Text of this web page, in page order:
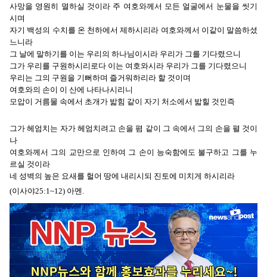
사망을 영원히 멸하실 것이라 주 여호와께서 모든 얼굴에서 눈물을 씻기
시며
자기 백성의 수치를 온 천하에서 제하시리라 여호와께서 이같이 말씀하셨
느니라
그 날에 말하기를 이는 우리의 하나님이시라 우리가 그를 기다렸으니
그가 우리를 구원하시리로다 이는 여호와시라 우리가 그를 기다렸으니
우리는 그의 구원을 기뻐하며 즐거워하리라 할 것이며
여호와의 손이 이 산에 나타나시리니
모압이 거름물 속에서 초개가 밟힘 같이 자기 처소에서 밟힐 것인즉
그가 헤엄치는 자가 헤엄치려고 손을 폄 같이 그 속에서 그의 손을 펼 것이
나
여호와께서 그의 교만으로 인하여 그 손이 능숙함에도 불구하고 그를 누
르실 것이라
네 성벽의 높은 요새를 헐어 땅에 내리시되 진토에 미치게 하시리라
(이사야25:1~12) 아멘.